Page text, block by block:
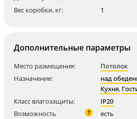
Вес коробки, кг:
1
Дополнительные параметры
Место размещения:
Потолок
Назначение:
над
Кухня,
Класс влагозащиты:
IP20
Возможность
? есть